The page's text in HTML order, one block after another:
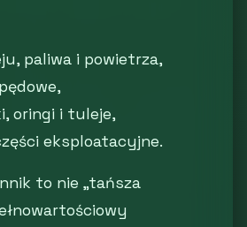
paliwa i powietrza,
oringi i tuleje,
eksploatacyjne.
to nie „tańsza